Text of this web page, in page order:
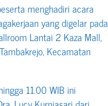
menghadiri acara
yang digelar pada
Lantai 2 Kaza Mall,
Kecamatan
11.00 WIB ini